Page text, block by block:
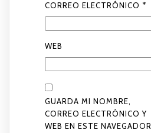
CORREO ELECTRÓNICO *
WEB
GUARDA MI NOMBRE,
CORREO ELECTRÓNICO Y
WEB EN ESTE NAVEGADOR